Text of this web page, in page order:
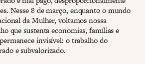
Nesse 8 de março, enquanto o mundo
da Mulher, voltamos nossa
que sustenta economias, famílias e
invisível: o trabalho do
e subvalorizado.